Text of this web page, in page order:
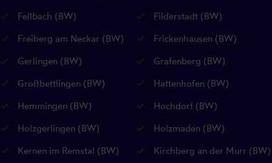
Fellbach (BW)
Filderstadt (BW)
Freiberg am Neckar (BW)
Frickenhausen (BW)
Gerlingen (BW)
Grafenberg (BW)
Großbettlingen (BW)
Hattenhofen (BW)
Hemmingen (BW)
Hochdorf (BW)
Holzgerlingen (BW)
Holzmaden (BW)
Kernen im Remstal (BW)
Kirchberg an der Murr (BW)